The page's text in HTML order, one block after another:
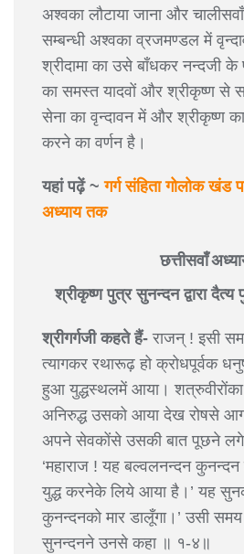
अश्वका लौटाया जाना और
सम्बन्धी अश्वका व्रजमण्डल में
श्रीदामा का उसे बाँधकर नन्दजी के
का समस्त यादवों और श्रीकृष्ण से
सेना का वृन्दावन में और श्रीकृष्ण
करने का वर्णन है।
यहां पढ़ें ~गर्ग संहिता गोलोक खंड
अध्याय तक
छत्तीसवाँ
श्रीकृष्ण पुत्र सुनन्दन द्वारा
श्रीगर्गजी कहते हैं- राजन् ! इसी
त्यागकर रथारूढ़ हो क्रोधपूर्वक
हुआ युद्धस्थलमें आया। शत्रुवीरोंका
अनिरुद्ध उसको आया देख रोषसे
अपने सेवकोंसे उसकी बात पूछने
‘महाराज ! यह बल्वलनन्दन
युद्ध करनेके लिये आया है।’ यह
कुनन्दनको मार डालूँगा।’ उसी
सुनन्दनने उनसे कहा ॥ १-४॥